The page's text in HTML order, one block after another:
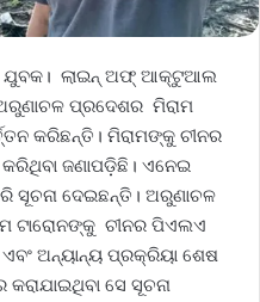
ଯୁବକ। ଲାଇନ୍‌ ଅଫ୍‌ ଆକ୍ଟୁଆଲ
ପ୍ରଦେଶର ମିରାମ
କରିଛନ୍ତି। ମିରାମଙ୍କୁ ଚୀନର
ଜଣାପଡ଼ିଛି। ଏନେଇ
ସୂଚନା ଦେଇଛନ୍ତି। ଅରୁଣାଚଳ
ଟାରୋନଙ୍କୁ ଚୀନର ପିଏଲଏ
ଏବଂ ଅନ୍ୟାନ୍ୟ ପ୍ରକ୍ରିୟା ଶେଷ
ସେ ସୂଚନା